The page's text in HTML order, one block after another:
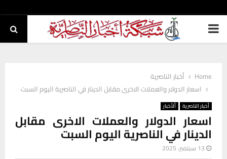
PRIMARY
Home
أخبار الناصرية
اسعار الدولار والعملات الاخرى مقابل الدينار في الناصرية اليوم السبت
أخبار الناصرية ألأخبار
اسعار الدولار والعملات الاخرى مقابل
الدينار في الناصرية اليوم السبت
13 سبتمبر، 2025